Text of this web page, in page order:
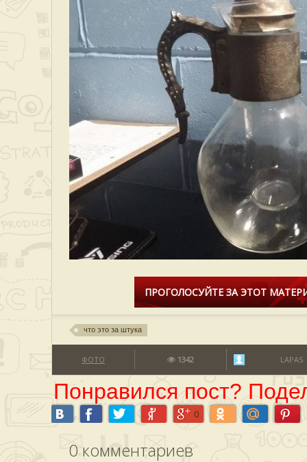
ПРОГОЛОСУЙТЕ ЗА ЭТОТ
что это за штука
ФОТО 1342 LAPAS
Понравился пост?
0
0 комментариев